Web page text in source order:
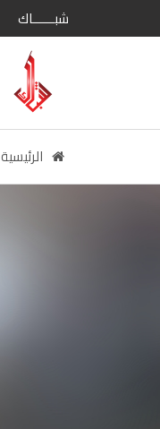
شبــــــاك
الرئيسية